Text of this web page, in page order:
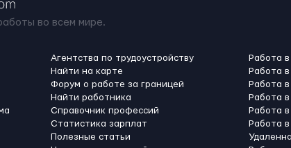
во всем мире.
Агентства по трудоустройству
Найти на карте
Форум о работе за границей
Найти работника
Справочник профессий
Статистика зарплат
Полезные статьи
Работа
Работа
Работа
Работа
Работа
Работа